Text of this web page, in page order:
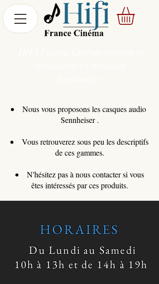
Nous vous proposons les casques audio
Sennheiser .
Vous retrouverez sous peu les descriptifs
de ces gammes.
N'hésitez pas à nous contacter si vous
êtes intéressés par ces produits.
HORAIRES
Du Lundi au Samedi
10h à 13h et de 14h à 19h